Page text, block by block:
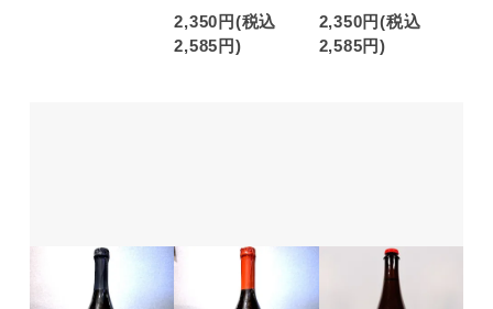
2,350円(税込
2,585円)
2,350円(税込
2,585円)